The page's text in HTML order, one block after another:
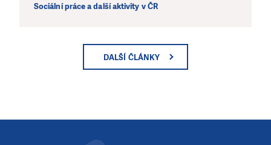
Sociální práce a další aktivity v ČR
DALŠÍ ČLÁNKY